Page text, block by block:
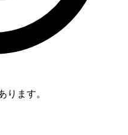
ります。